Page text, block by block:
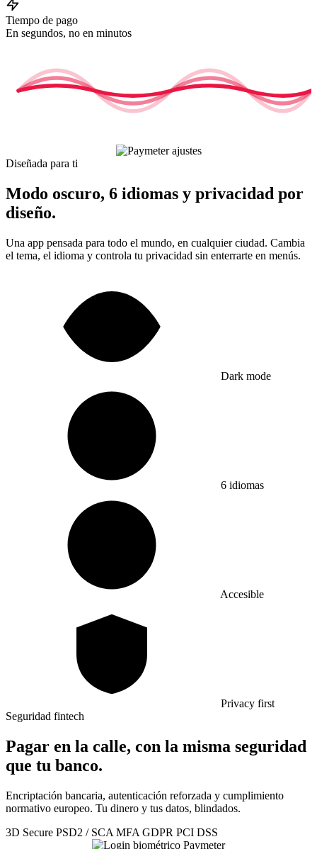
Tiempo de pago
En segundos, no en minutos
Diseñada para ti
Modo oscuro, 6 idiomas y privacidad por
diseño.
Una app pensada para todo el mundo, en cualquier ciudad. Cambia
el tema, el idioma y controla tu privacidad sin enterrarte en menús.
Dark mode
6 idiomas
Accesible
Privacy first
Seguridad fintech
Pagar en la calle, con la misma seguridad
que tu banco.
Encriptación bancaria, autenticación reforzada y cumplimiento
normativo europeo. Tu dinero y tus datos, blindados.
3D Secure PSD2 / SCA MFA GDPR PCI DSS